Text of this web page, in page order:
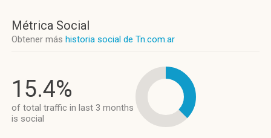
Métrica Social
Obtener más historia social de Tn.com.ar
15.4%
of total traffic in last 3 months
is social